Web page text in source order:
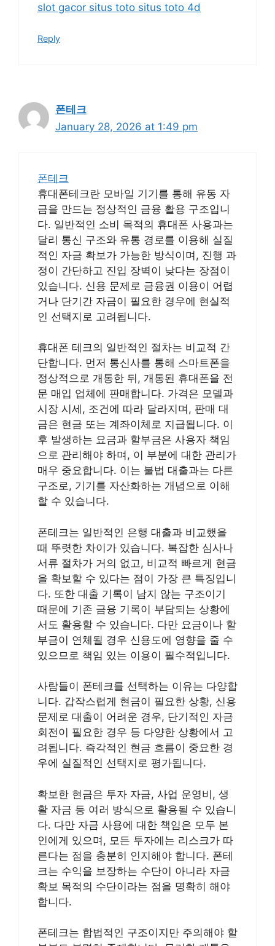
slot gacor situs toto situs toto 4d
Reply
폰테크
January 28, 2026 at 1:49 pm
폰테크
휴대폰테크란 모바일 기기를 통해 유동 자
금을 만드는 정상적인 금융 활용 구조입니
다. 일반적인 소비 목적의 휴대폰 사용과는
달리 통신 구조와 유통 경로를 이용해 실질
적인 자금 확보가 가능한 방식이며, 진행 과
정이 간단하고 진입 장벽이 낮다는 장점이
있습니다. 신용 문제로 금융권 이용이 어렵
거나 단기간 자금이 필요한 경우에 현실적
인 선택지로 고려됩니다.
휴대폰 테크의 일반적인 절차는 비교적 간
단합니다. 먼저 통신사를 통해 스마트폰을
정상적으로 개통한 뒤, 개통된 휴대폰을 전
문 매입 업체에 판매합니다. 가격은 모델과
시장 시세, 조건에 따라 달라지며, 판매 대
금은 현금 또는 계좌이체로 지급됩니다. 이
후 발생하는 요금과 할부금은 사용자 책임
으로 관리해야 하며, 이 부분에 대한 관리가
매우 중요합니다. 이는 불법 대출과는 다른
구조로, 기기를 자산화하는 개념으로 이해
할 수 있습니다.
폰테크는 일반적인 은행 대출과 비교했을
때 뚜렷한 차이가 있습니다. 복잡한 심사나
서류 절차가 거의 없고, 비교적 빠르게 현금
을 확보할 수 있다는 점이 가장 큰 특징입니
다. 또한 대출 기록이 남지 않는 구조이기
때문에 기존 금융 기록이 부담되는 상황에
서도 활용할 수 있습니다. 다만 요금이나 할
부금이 연체될 경우 신용도에 영향을 줄 수
있으므로 책임 있는 이용이 필수적입니다.
사람들이 폰테크를 선택하는 이유는 다양합
니다. 갑작스럽게 현금이 필요한 상황, 신용
문제로 대출이 어려운 경우, 단기적인 자금
회전이 필요한 경우 등 다양한 상황에서 고
려됩니다. 즉각적인 현금 흐름이 중요한 경
우에 실질적인 선택지로 평가됩니다.
확보한 현금은 투자 자금, 사업 운영비, 생
활 자금 등 여러 방식으로 활용될 수 있습니
다. 다만 자금 사용에 대한 책임은 모두 본
인에게 있으며, 모든 투자에는 리스크가 따
른다는 점을 충분히 인지해야 합니다. 폰테
크는 수익을 보장하는 수단이 아니라 자금
확보 목적의 수단이라는 점을 명확히 해야
합니다.
폰테크는 합법적인 구조이지만 주의해야 할